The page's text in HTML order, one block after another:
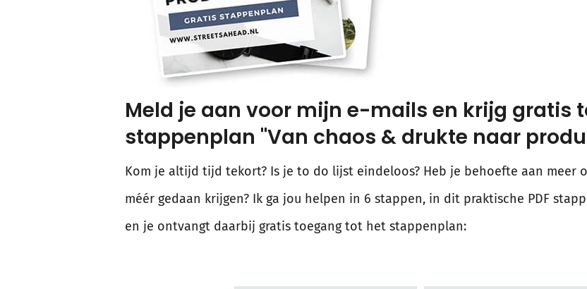
Meld je aan voor mijn e-mails en krijg gratis
stappenplan "Van chaos & drukte naar
Kom je altijd tijd tekort? Is je to do lijst eindeloos? Heb je behoefte aan meer
méér gedaan krijgen? Ik ga jou helpen in 6 stappen, in dit praktische PDF
en je ontvangt daarbij gratis toegang tot het stappenplan: